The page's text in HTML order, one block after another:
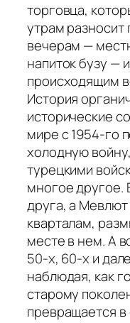
торговца,
утрам разносит
вечерам —
напиток бузу —
происходящим
История
исторические
мире с 1954-го
холодную
турецкими
многое
друга, а
кварталам,
месте в нем. А
50-х, 60-х и
наблюдая, как
старому
превращается